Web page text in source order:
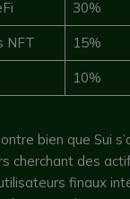
30%
NFT 15%
10%
bien que Sui
cherchant des
finaux